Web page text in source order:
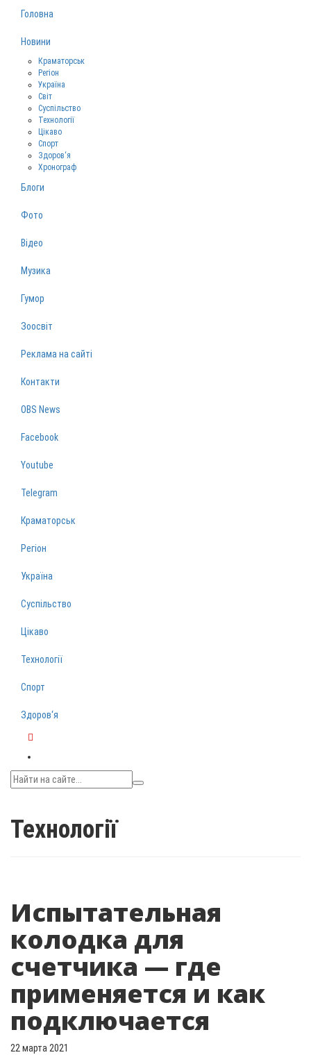
Головна
Новини
Краматорськ
Регіон
Україна
Світ
Суспільство
Технології
Цікаво
Спорт
Здоров‘я
Хронограф
Блоги
Фото
Відео
Музика
Гумор
Зоосвіт
Реклама на сайті
Контакти
OBS News
Facebook
Youtube
Telegram
Краматорськ
Регіон
Україна
Суспільство
Цікаво
Технології
Спорт
Здоров‘я
Технології
Испытательная
колодка для
счетчика — где
применяется и как
подключается
22 марта 2021